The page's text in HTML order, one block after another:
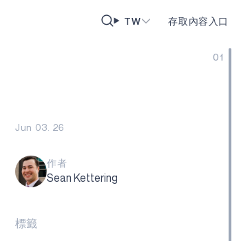
TW 存取內容入口
01
Jun 03. 26
作者
Sean Kettering
標籤